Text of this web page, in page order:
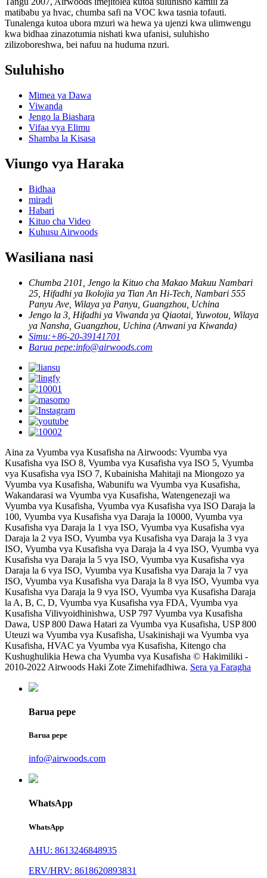
matibabu ya hvac, chumba safi na VOC kwa tasnia tofauti.
Tunalenga kutoa ubora mzuri wa hewa ya ujenzi kwa ulimwengu
kwa bidhaa zinazotumia nishati kwa ufanisi, suluhisho
zilizoboreshwa, bei nafuu na huduma nzuri.
Suluhisho
Mimea ya Dawa
Viwanda
Jengo la Biashara
Vifaa vya Elimu
Shamba la Kisasa
Viungo vya Haraka
Bidhaa
miradi
Habari
Kituo cha Video
Kuhusu Airwoods
Wasiliana nasi
Chumba 2101, Jengo la Kituo cha Makao Makuu Nambari
25, Hifadhi ya Ikolojia ya Tian An Hi-Tech, Nambari 555
Panyu Ave, Wilaya ya Panyu, Guangzhou, Uchina
Jengo la 3, Hifadhi ya Viwanda ya Qiaotai, Yuwotou, Wilaya
ya Nansha, Guangzhou, Uchina (Anwani ya Kiwanda)
Simu:+86-20-39141701
Barua pepe:info@airwoods.com
Aina za Vyumba vya Kusafisha na Airwoods: Vyumba vya
Kusafisha vya ISO 8, Vyumba vya Kusafisha vya ISO 5, Vyumba
vya Kusafisha vya ISO 7, Kubainisha Mahitaji na Miongozo ya
Vyumba vya Kusafisha, Wabunifu wa Vyumba vya Kusafisha,
Wakandarasi wa Vyumba vya Kusafisha, Watengenezaji wa
Vyumba vya Kusafisha, Vyumba vya Kusafisha vya ISO Daraja la
100, Vyumba vya Kusafisha vya Daraja la 10000, Vyumba vya
Kusafisha vya Daraja la 1 vya ISO, Vyumba vya Kusafisha vya
Daraja la 2 vya ISO, Vyumba vya Kusafisha vya Daraja la 3 vya
ISO, Vyumba vya Kusafisha vya Daraja la 4 vya ISO, Vyumba vya
Kusafisha vya Daraja la 5 vya ISO, Vyumba vya Kusafisha vya
Daraja la 6 vya ISO, Vyumba vya Kusafisha vya Daraja la 7 vya
ISO, Vyumba vya Kusafisha vya Daraja la 8 vya ISO, Vyumba vya
Kusafisha vya Daraja la 9 vya ISO, Vyumba vya Kusafisha Daraja
la A, B, C, D, Vyumba vya Kusafisha vya FDA, Vyumba vya
Kusafisha Vilivyoidhinishwa, USP 797 Vyumba vya Kusafisha
Dawa, USP 800 Dawa Hatari za Vyumba vya Kusafisha, USP 800
Uteuzi wa Vyumba vya Kusafisha, Usakinishaji wa Vyumba vya
Kusafisha, HVAC ya Vyumba vya Kusafisha, Kitengo cha
Kushughulikia Hewa cha Vyumba vya Kusafisha © Hakimiliki -
2010-2022 Airwoods Haki Zote Zimehifadhiwa. Sera ya Faragha
Barua pepe
Barua pepe
info@airwoods.com
WhatsApp
WhatsApp
AHU: 8613246848935
ERV/HRV: 8618620893831